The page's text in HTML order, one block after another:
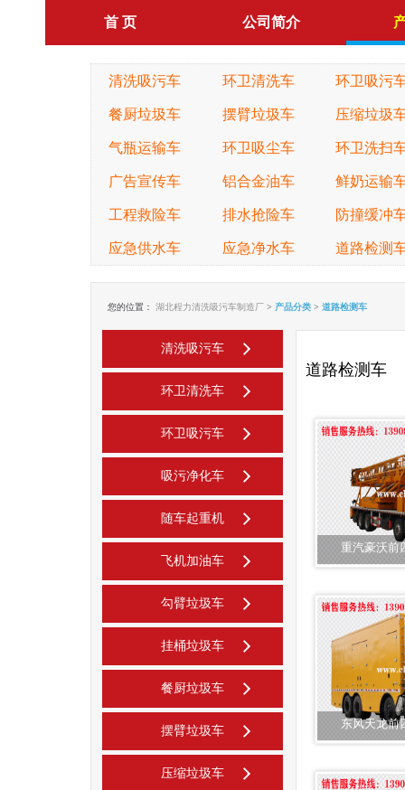
首 页 公司简介
清洗吸污车 环卫清洗车 环卫吸污
餐厨垃圾车 摆臂垃圾车 压缩垃圾
气瓶运输车 环卫吸尘车 环卫洗扫
广告宣传车 铝合金油车 鲜奶运输
工程救险车 排水抢险车 防撞缓冲
应急供水车 应急净水车 道路检测
您的位置： 湖北程力清洗吸污车制造厂 > 产品分类 > 道路检测车
清洗吸污车
环卫清洗车
环卫吸污车
吸污净化车
随车起重机
飞机加油车
勾臂垃圾车
挂桶垃圾车
餐厨垃圾车
摆臂垃圾车
压缩垃圾车
道路检测车
重汽豪沃前
东风天龙前